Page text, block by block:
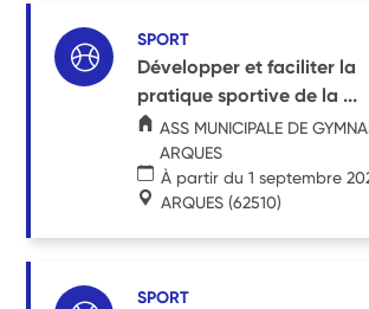
SPORT
Développer et faciliter la
pratique sportive de la ...
ASS MUNICIPALE DE
ARQUES
À partir du 1 septembre
ARQUES (62510)
SPORT